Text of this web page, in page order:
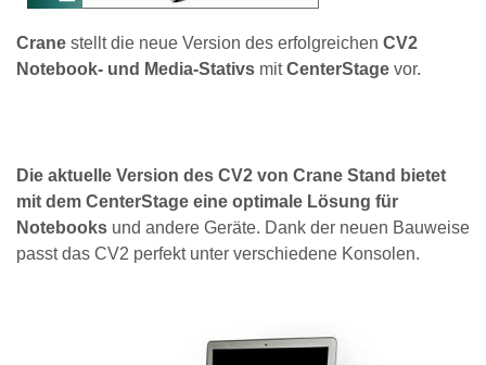
Crane stellt die neue Version des erfolgreichen CV2
Notebook- und Media-Stativs mitCenterStage vor.
Die aktuelle Version des CV2 von Crane Stand bietet
mit dem CenterStage eine optimale Lösung für
Notebooks und andere Geräte. Dank der neuen Bauweise
passt das CV2 perfekt unter verschiedene Konsolen.